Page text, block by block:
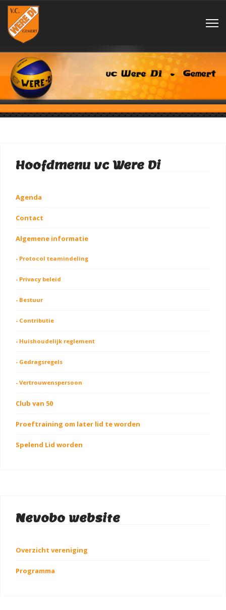
Hoofdmenu vc Were Di
Agenda
Contact
Algemene informatie
- Protocol teamindeling
- Privacy beleid
- Bestuur
- Contributie
- Huishoudelijk reglement
- Gedragsregels
- Vertrouwenspersoon
Club van 50
Proeftraining om later lid te worden
Spelend Lid worden
Nevobo website
Overzicht vereniging
Programma